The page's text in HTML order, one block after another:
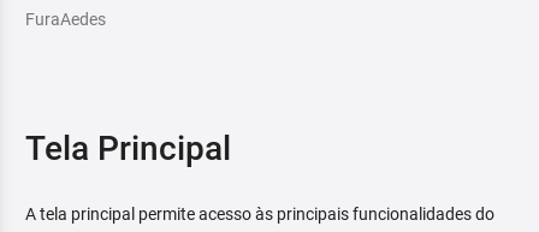
FuraAedes
Tela Principal
A tela principal permite acesso às principais funcionalidades do